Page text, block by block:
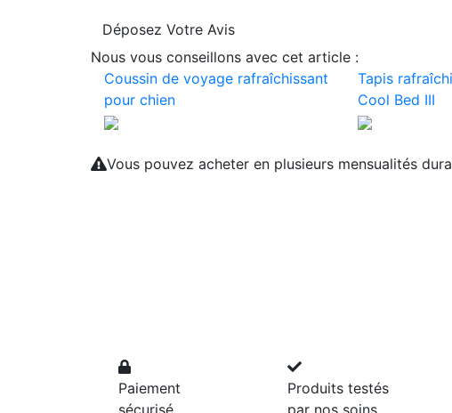
Déposez Votre Avis
Nous vous conseillons avec cet article :
Coussin de voyage rafraîchissant
pour chien
Tapis
Cool Bed III
Vous pouvez acheter en plusieurs mensualités
Paiement
sécurisé
Produits testés
par nos soins